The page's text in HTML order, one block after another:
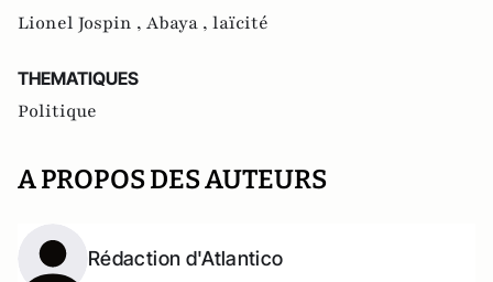
Lionel Jospin , Abaya , laïcité
THEMATIQUES
Politique
A PROPOS DES AUTEURS
Rédaction d'Atlantico